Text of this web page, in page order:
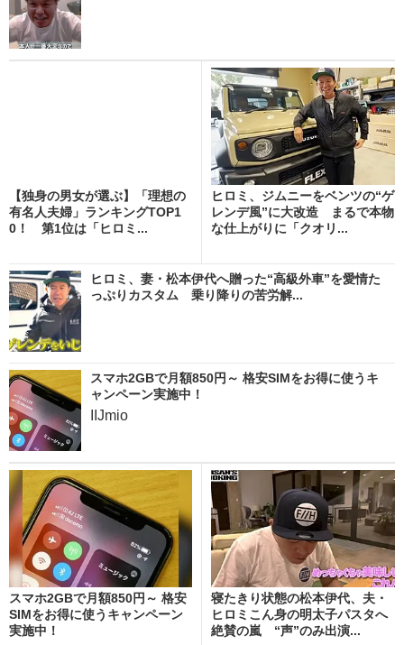
【独身の男女が選ぶ】「理想の
有名人夫婦」ランキングTOP1
0！ 第1位は「ヒロミ...
ヒロミ、ジムニーをベンツの“ゲ
レンデ風”に大改造 まるで本物
な仕上がりに「クオリ...
ヒロミ、妻・松本伊代へ贈った“高級外車”を愛情た
っぷりカスタム 乗り降りの苦労解...
スマホ2GBで月額850円～ 格安SIMをお得に使うキ
ャンペーン実施中！
IIJmio
スマホ2GBで月額850円～ 格安
SIMをお得に使うキャンペーン
実施中！
寝たきり状態の松本伊代、夫・
ヒロミこん身の明太子パスタへ
絶賛の嵐 “声”のみ出演...